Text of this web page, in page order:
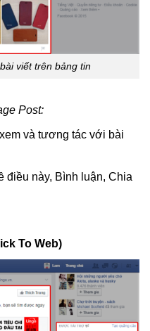
viết trên bảng tin
Post:
và tương tác với bài
điều này, Bình luận, Chia
To Web)